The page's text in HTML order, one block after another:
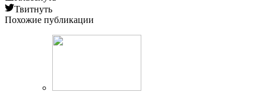
Твитнуть
Похожие публикации